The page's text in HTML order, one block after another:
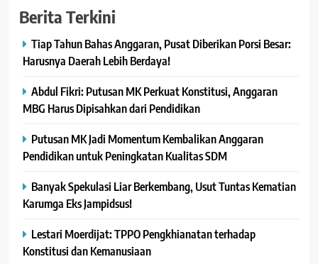
Berita Terkini
Tiap Tahun Bahas Anggaran, Pusat Diberikan Porsi Besar:
Harusnya Daerah Lebih Berdaya!
Abdul Fikri: Putusan MK Perkuat Konstitusi, Anggaran
MBG Harus Dipisahkan dari Pendidikan
Putusan MK Jadi Momentum Kembalikan Anggaran
Pendidikan untuk Peningkatan Kualitas SDM
Banyak Spekulasi Liar Berkembang, Usut Tuntas Kematian
Karumga Eks Jampidsus!
Lestari Moerdijat: TPPO Pengkhianatan terhadap
Konstitusi dan Kemanusiaan